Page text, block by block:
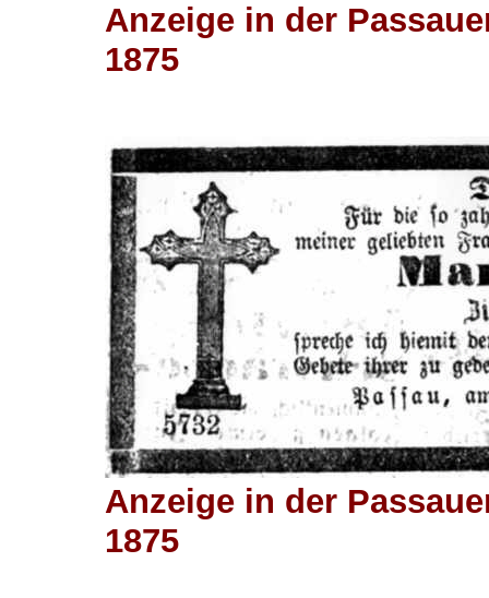
Anzeige in der
1875
Anzeige in der
1875